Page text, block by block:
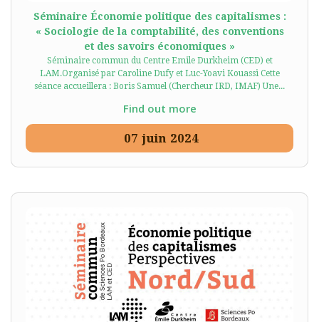
Séminaire Économie politique des capitalismes :
« Sociologie de la comptabilité, des conventions
et des savoirs économiques »
Séminaire commun du Centre Emile Durkheim (CED) et
LAM.Organisé par Caroline Dufy et Luc-Yoavi Kouassi Cette
séance accueillera : Boris Samuel (Chercheur IRD, IMAF) Une...
Find out more
07 juin 2024